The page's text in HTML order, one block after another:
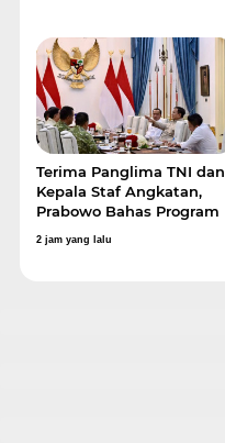
Terima Panglima TNI dan
Kepala Staf Angkatan,
Prabowo Bahas Program
Jembatan Desa hingga
Air Bersih
2 jam yang lalu